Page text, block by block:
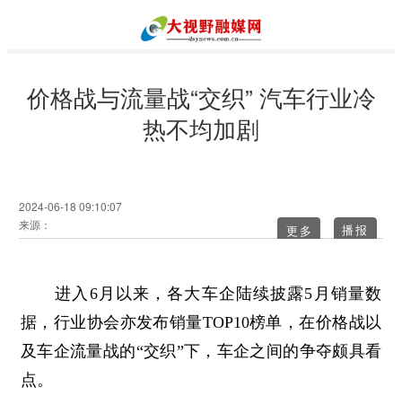
价格战与流量战“交织” 汽车行业冷
热不均加剧
2024-06-18 09:10:07
来源：
更多
进入6月以来，各大车企陆续披露5月销量数
据，行业协会亦发布销量TOP10榜单，在价格战以
及车企流量战的“交织”下，车企之间的争夺颇具看
点。